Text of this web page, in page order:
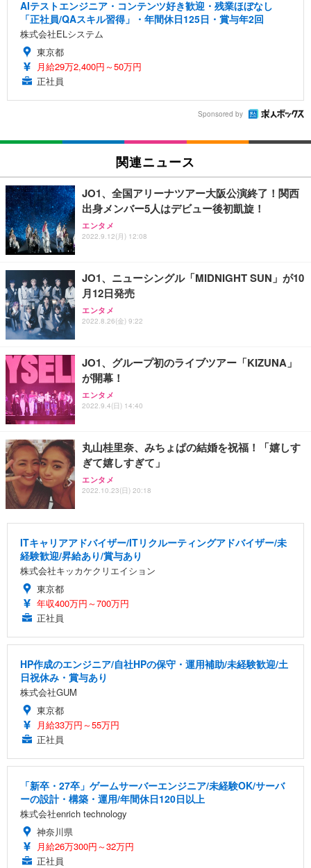
AIテストエンジニア・コンテンツ好き歓迎・残業ほぼなし
「正社員/QAスキル習得」・年間休日125日・賞与年2回
株式会社ELシステム
東京都
月給29万2,400円～50万円
正社員
Sponsored by
関連ニュース
JO1、全国アリーナツアー大阪公演終了！関西
出身メンバー5人はデビュー後初凱旋！
エンタメ
2022.9.12(月) 12:08
JO1、ニューシングル「MIDNIGHT SUN」が10
月12日発売
エンタメ
2022.8.26(金) 9:22
JO1、グループ初のライブツアー「KIZUNA」
が開幕！
エンタメ
2022.9.4(日) 14:40
丸山桂里奈、みちょぱの結婚を祝福！「嬉しす
ぎて嬉しすぎて」
エンタメ
2022.10.23(日) 20:18
ITキャリアアドバイザー/ITリクルーティングアドバイザー/未
経験歓迎/昇給あり/賞与あり
株式会社キッカケクリエイション
東京都
年収400万円～700万円
正社員
HP作成のエンジニア/自社HPの保守・運用補助/未経験歓迎/土
日祝休み・賞与あり
株式会社GUM
東京都
月給33万円～55万円
正社員
「新卒・27卒」ゲームサーバーエンジニア/未経験OK/サーバ
ーの設計・構築・運用/年間休日120日以上
株式会社enrich technology
神奈川県
月給26万300円～32万円
正社員